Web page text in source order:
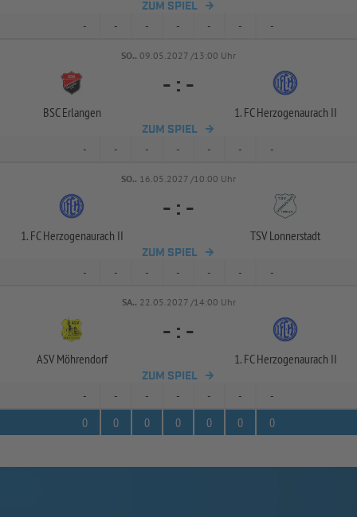
ZUM SPIEL
- - - - - - -
SO.. 09.05.2027 /13:00 Uhr
BSC Erlangen
- : -
1. FC Herzogenaurach II
ZUM SPIEL
- - - - - - -
SO.. 16.05.2027 /10:00 Uhr
1. FC Herzogenaurach II
- : -
TSV Lonnerstadt
ZUM SPIEL
- - - - - - -
SA.. 22.05.2027 /14:00 Uhr
ASV Möhrendorf
- : -
1. FC Herzogenaurach II
ZUM SPIEL
- - - - - -
-
0
0 0 0 0 0 0